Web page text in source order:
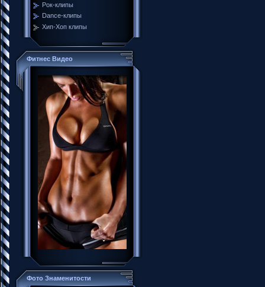
Рок-клипы
Dance-клипы
Хип-Хоп клипы
Фитнес Видео
Фото Знаменитости